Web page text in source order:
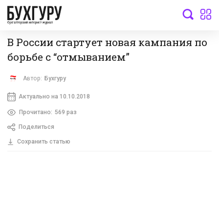
бухгалтерский интернет-журнал
В России стартует новая кампания по
борьбе с “отмыванием”
Автор: Бухгуру
Актуально на 10.10.2018
Прочитано: 569 раз
Поделиться
Сохранить статью